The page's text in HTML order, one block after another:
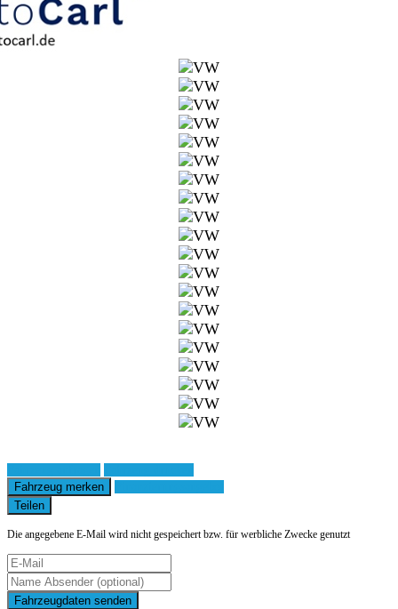
Fahrzeug merken
Teilen
Die angegebene E-Mail wird nicht gespeichert bzw. für werbliche Zwecke genutzt
Fahrzeugdaten senden